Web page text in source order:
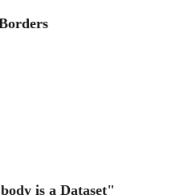
is a Dataset"